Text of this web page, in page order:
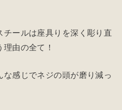
ールは座具りを深く彫り直
由の全て！
感じでネジの頭が磨り減っ